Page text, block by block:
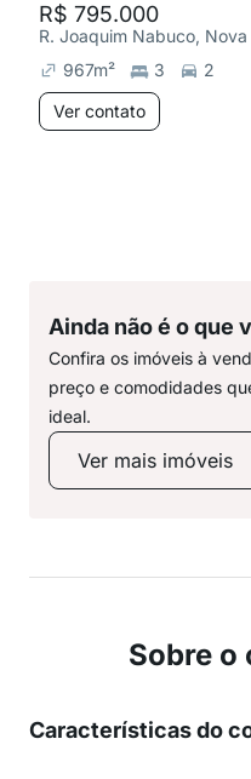
R$ 795.000
R. Joaquim Nabuco, Nova
967m² 3
2
Ver contato
Ainda não é o que
Confira os imóveis à
preço e comodidades
ideal.
Ver mais imóveis
Sobre o
Características do